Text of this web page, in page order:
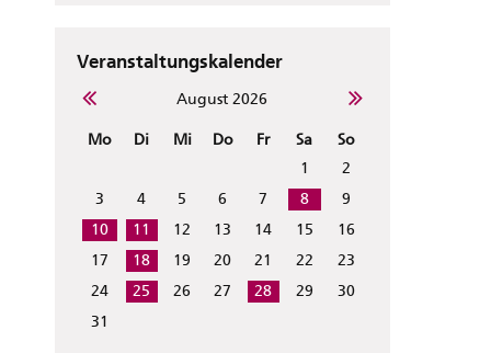
Veranstaltungskalender
August 2026
Mo Di Mi Do Fr Sa
So
1
2
3
4 5 6 7 8
9
10
11 12 13 14 15
16
17
18 19 20 21 22
23
24
25 26 27 28 29
30
31